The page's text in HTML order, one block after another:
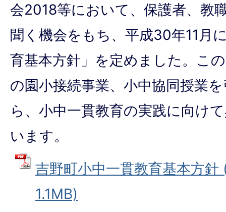
会2018等において、保護者、教
聞く機会をもち、平成30年11月
育基本方針」を定めました。こ
の園小接続事業、小中協同授業
ら、小中一貫教育の実践に向け
います。
吉野町小中一貫教育基本方針
1.1MB)